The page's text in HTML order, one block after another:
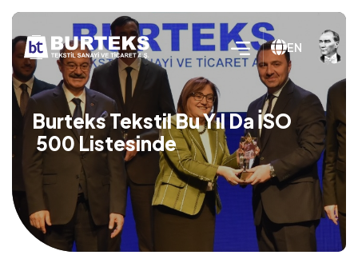
EN
Burteks Tekstil Bu Yıl Da İSO
500 Listesinde